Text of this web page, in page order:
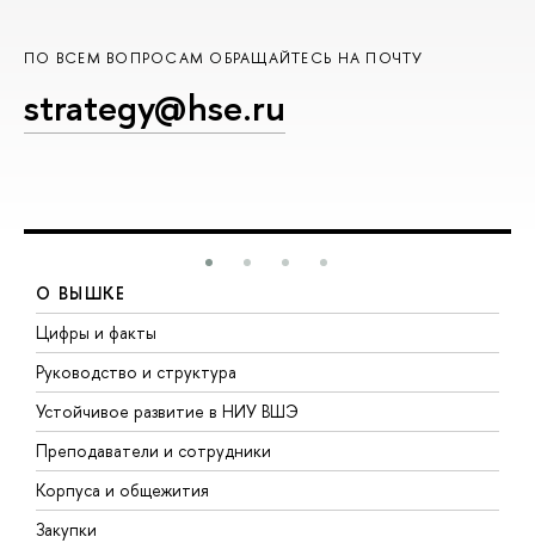
ПО ВСЕМ ВОПРОСАМ ОБРАЩАЙТЕСЬ НА ПОЧТУ
strategy@hse.ru
О ВЫШКЕ
Цифры и факты
Руководство и структура
Устойчивое развитие в НИУ ВШЭ
Преподаватели и сотрудники
Корпуса и общежития
Закупки